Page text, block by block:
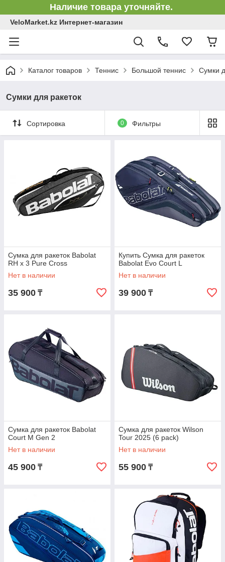
Наличие товара уточняйте.
VeloMarket.kz Интернет-магазин
Каталог товаров Теннис Большой теннис Сумки
Сумки для ракеток
Сортировка 0 Фильтры
Сумка для ракеток Babolat
RH x 3 Pure Cross
Нет в наличии
35 900 ₸
Купить Сумка для ракеток
Babolat Evo Court L
Нет в наличии
39 900 ₸
Cумка для ракеток Babolat
Court M Gen 2
Нет в наличии
45 900 ₸
Сумка для ракеток Wilson
Tour 2025 (6 pack)
Нет в наличии
55 900 ₸